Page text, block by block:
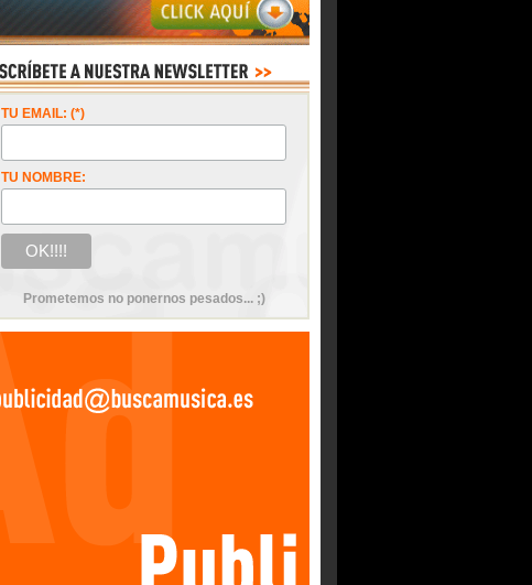
TU EMAIL: (*)
TU NOMBRE:
Prometemos no ponernos pesados... ;)